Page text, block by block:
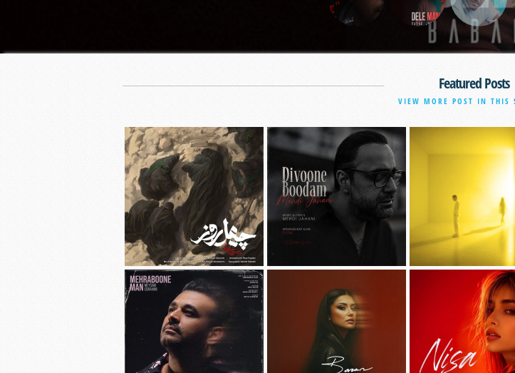
Featured Posts
VIEW MORE POST IN THIS
دانلود آهنگ جديد محسن چاوشی به نام
چهل روز
دانلود آهنگ جديد مهدی جهانی به نام
دیوونه بودم
جديد سیجل و سوگند به نام
وقتی رفت